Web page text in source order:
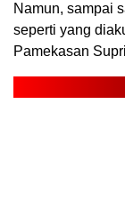
Namun, sampai
seperti yang
Pamekasan